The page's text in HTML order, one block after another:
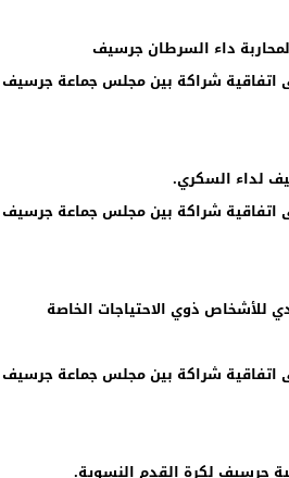
للأعضاء المزاولين مهامهم ( موافقة 20 عضوا) على اتفاقية شراكة بين مجلس جماعة جرسيف
للأعضاء المزاولين مهامهم ( موافقة 20 عضوا) على اتفاقية شراكة بين مجلس جماعة جرسيف
للأشخاص ذوي الاحتياجات الخاصة
للأعضاء المزاولين مهامهم ( موافقة 20 عضوا) على اتفاقية شراكة بين مجلس جماعة جرسيف